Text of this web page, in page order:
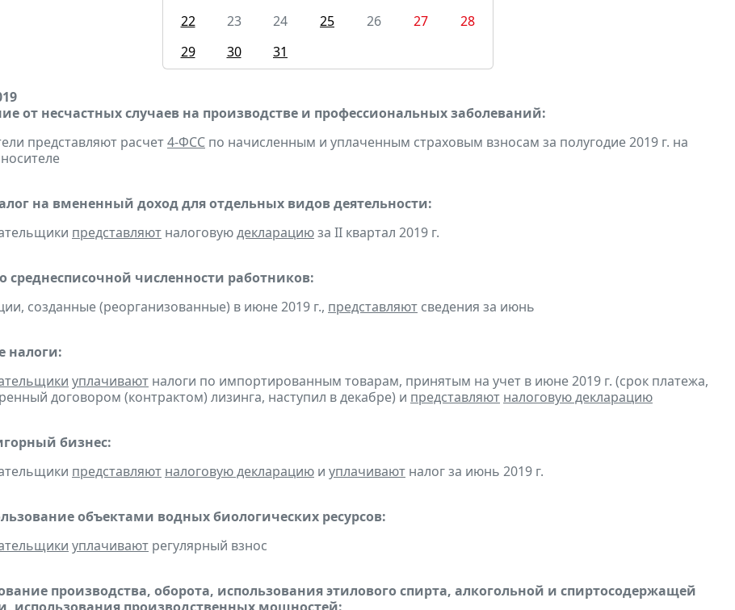
22
23 24 25 26 27
28
29
30 31
от несчастных случаев на производстве и профессиональных заболеваний:
представляют расчет4-ФСС по начисленным и уплаченным страховым взносам за полугодие 2019 г. на
на вмененный доход для отдельных видов деятельности:
представляют налоговуюдекларациюза II квартал 2019 г.
среднесписочной численности работников:
созданные (реорганизованные) в июне 2019 г., представляют сведения за июнь
налоги:
уплачивают налоги по импортированным товарам, принятым на учет в июне 2019 г. (срок платежа,
договором (контрактом) лизинга, наступил в декабре) и представляют налоговую декларацию
бизнес:
представляют налоговую декларацию и уплачивают налог за июнь 2019 г.
объектами водных биологических ресурсов:
уплачивают регулярный взнос
производства, оборота, использования этилового спирта, алкогольной и спиртосодержащей